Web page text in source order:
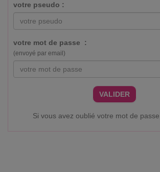
votre pseudo :
votre mot de passe :
(envoyé par email)
VALIDER
Si vous avez oublié votre mot de passe,